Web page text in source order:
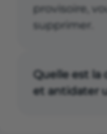
provisoire,
supprimer.
Quelle est
et antidater